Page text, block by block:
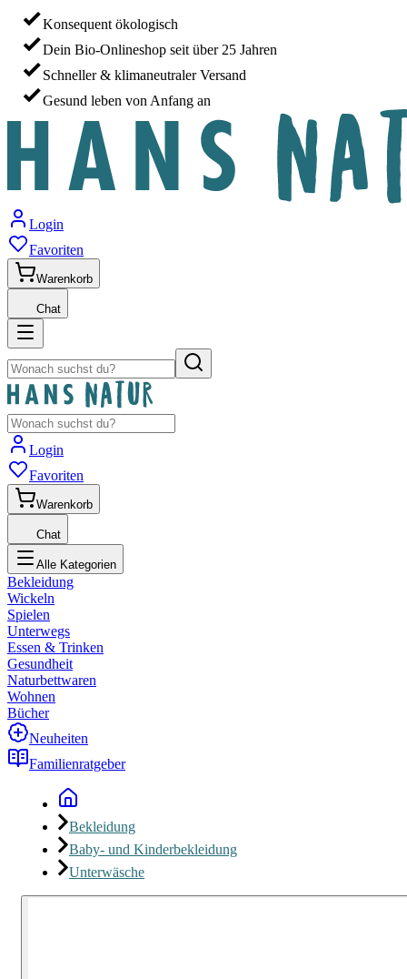
Konsequent ökologisch
Dein Bio-Onlineshop seit über 25 Jahren
Schneller & klimaneutraler Versand
Gesund leben von Anfang an
Login
Favoriten
Warenkorb
Chat
Login
Favoriten
Warenkorb
Chat
Alle Kategorien
Bekleidung
Wickeln
Spielen
Unterwegs
Essen & Trinken
Gesundheit
Naturbettwaren
Wohnen
Bücher
Neuheiten
Familienratgeber
Bekleidung
Baby- und Kinderbekleidung
Unterwäsche